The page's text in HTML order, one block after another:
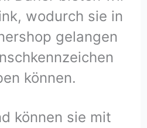
wodurch sie in
gelangen
können.
können sie mit